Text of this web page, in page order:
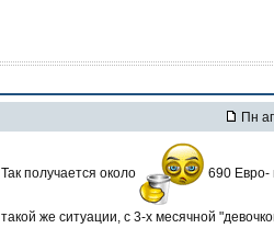
Пн
Так получается около 690 Евро-
такой же ситуации, с 3-х месячной